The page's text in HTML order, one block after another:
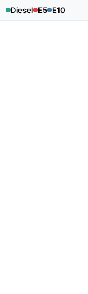
Diesel E5 E10